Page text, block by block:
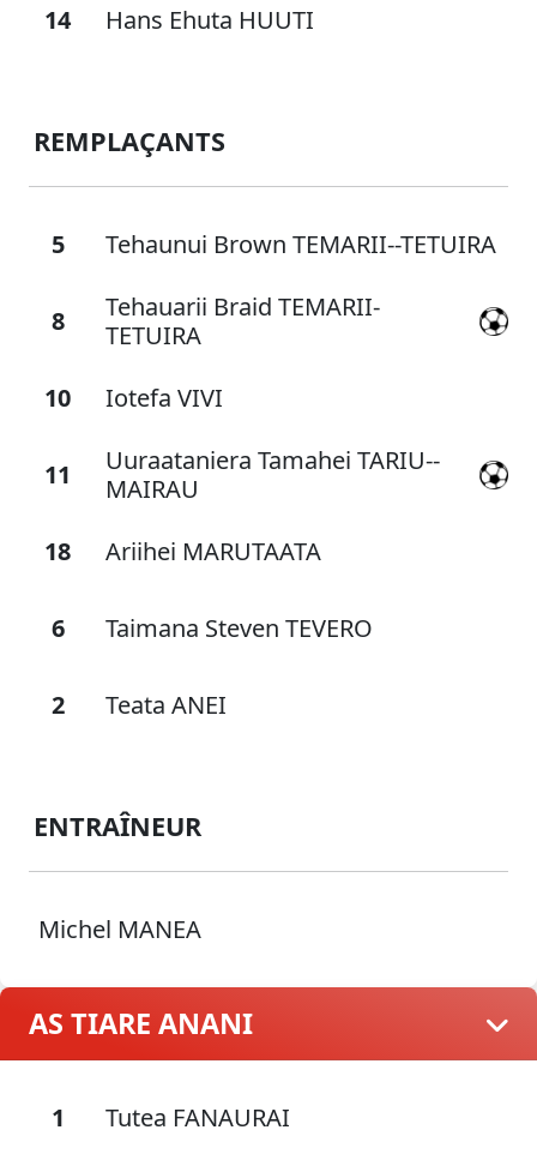
14 Hans Ehuta HUUTI
REMPLAÇANTS
5 Tehaunui Brown TEMARII--TETUIRA
8
Tehauarii Braid TEMARII-
TETUIRA
10
Iotefa VIVI
11
Uuraataniera Tamahei TARIU--
MAIRAU
18
Ariihei MARUTAATA
6 Taimana Steven TEVERO
2 Teata ANEI
ENTRAÎNEUR
Michel MANEA
AS TIARE ANANI
1 Tutea FANAURAI